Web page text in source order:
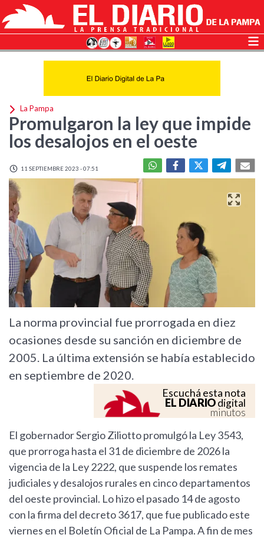
La Pampa
Promulgaron la ley que impide
los desalojos en el oeste
11 SEPTIEMBRE 2023 - 07:51
La norma provincial fue prorrogada en diez
ocasiones desde su sanción en diciembre de
2005. La última extensión se había establecido
en septiembre de 2020.
Escuchá esta nota
EL DIARIOdigital
minutos
El gobernador Sergio Ziliotto promulgó la Ley 3543,
que prorroga hasta el 31 de diciembre de 2026 la
vigencia de la Ley 2222, que suspende los remates
judiciales y desalojos rurales en cinco departamentos
del oeste provincial. Lo hizo el pasado 14 de agosto
con la firma del decreto 3617, que fue publicado este
viernes en el Boletín Oficial de La Pampa. A fin de mes